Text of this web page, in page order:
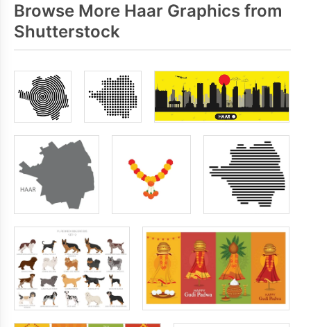
Browse More Haar Graphics from
Shutterstock